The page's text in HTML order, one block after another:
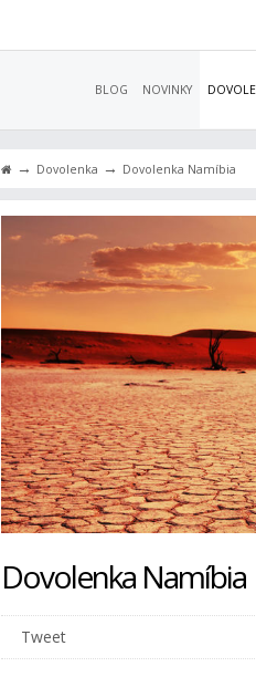
BLOG NOVINKY
→ Dovolenka → Dovolenka Namíbia
Dovolenka Namíbia
Tweet